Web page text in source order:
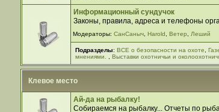
Информационный сундучок
Законы, правила, адреса и телефоны
Модераторы:СанСаныч ,Harold ,Ветер Леший
Подразделы: ВСЕ о безопасности на охоте
мнениями.
Выставки охотничьи и
Клевое место
Ай-да на рыбалку!
Собираемся на рыбалку... Отчеты по